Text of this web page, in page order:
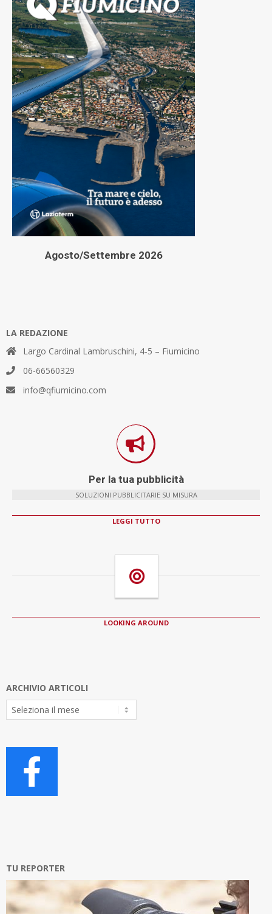
Agosto/Settembre 2026
LA REDAZIONE
Largo Cardinal Lambruschini, 4-5 – Fiumicino
06-66560329
info@qfiumicino.com
Per la tua pubblicità
SOLUZIONI PUBBLICITARIE SU MISURA
LEGGI TUTTO
LOOKING AROUND
ARCHIVIO ARTICOLI
Archivio
Articoli
TU REPORTER